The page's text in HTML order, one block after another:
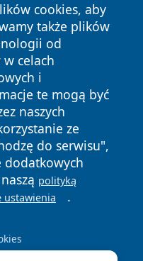
cookies, aby
także plików
od
celach
i
te mogą być
naszych
ze
do serwisu",
dodatkowych
polityką
ustawienia .
Wszystkie prawa
Polityka
Cookies